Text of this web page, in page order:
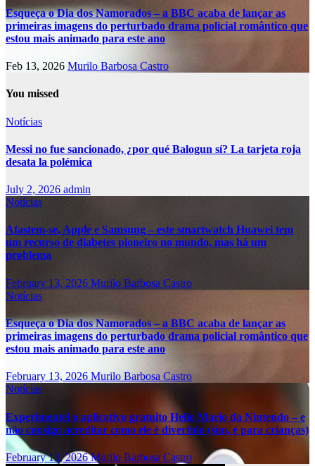
Esqueça o Dia dos Namorados – a BBC acaba de lançar as
primeiras imagens do perturbado drama policial romântico que
estou mais animado para este ano
Feb 13, 2026 Murilo Barbosa Castro
You missed
Notícias
Messi no fue sancionado, ¿por qué Balogun sí? La tarjeta roja
desata la polémica
July 2, 2026 admin
Notícias
Afastem-se, Apple e Samsung – este smartwatch Huawei tem
um recurso de diabetes pioneiro no mundo, mas há um
problema
February 13, 2026 Murilo Barbosa Castro
Notícias
Esqueça o Dia dos Namorados – a BBC acaba de lançar as
primeiras imagens do perturbado drama policial romântico que
estou mais animado para este ano
February 13, 2026 Murilo Barbosa Castro
Notícias
Experimentei o aplicativo gratuito Hello Mario da Nintendo – e
não consigo acreditar como ele é divertido (sim, é para crianças)
February 13, 2026Murilo Barbosa Castro